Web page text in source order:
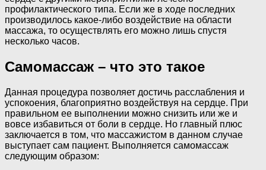
профилактического типа. Если же в ходе последних
производилось какое-либо воздействие на области
массажа, то осуществлять его можно лишь спустя
несколько часов.
Самомассаж – что это такое
Данная процедура позволяет достичь расслабления и
успокоения, благоприятно воздействуя на сердце. При
правильном ее выполнении можно снизить или же и
вовсе избавиться от боли в сердце. Но главный плюс
заключается в том, что массажистом в данном случае
выступает сам пациент. Выполняется самомассаж
следующим образом: